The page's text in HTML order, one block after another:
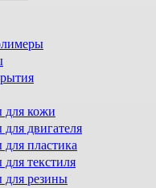
для кожи
двигателя
пластика
текстиля
для резины